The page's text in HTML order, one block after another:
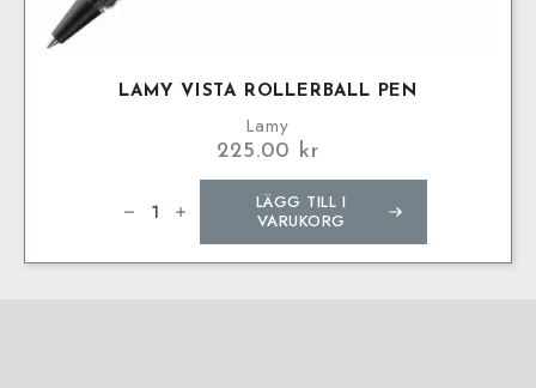
LAMY VISTA ROLLERBALL PEN
Lamy
225.00 kr
Rollerball
LÄGG TILL I
VARUKORG